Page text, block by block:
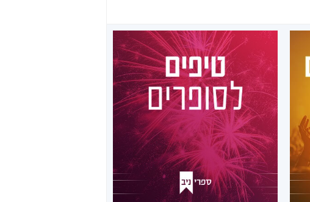
טיפים לכותבים
בכל שבוע, בתכנית הרדיו "סופרים
מספרים", יהודה ניב פותח את
השידור עם הפינה "טיפים לסופרים".
ריכזנו לכם כאן את הטיפים מערוץ
היוטיוב שלנו.
לרשימת הפרקים